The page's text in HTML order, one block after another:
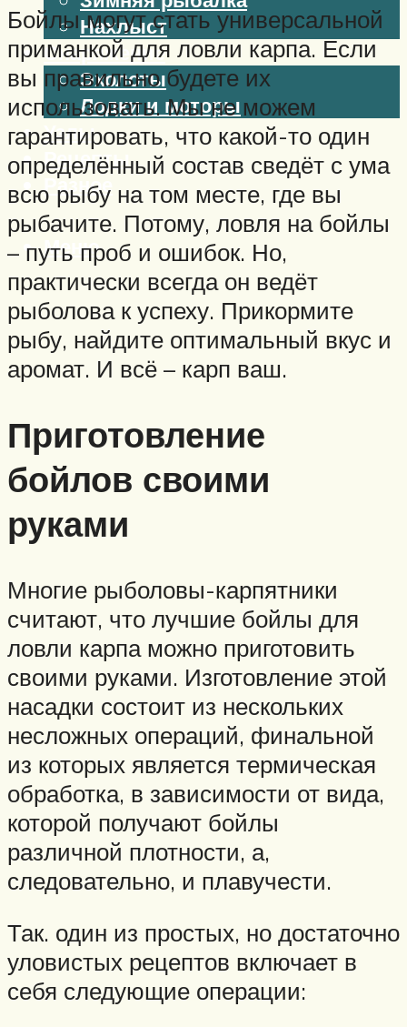
Нахлыст
Снаряжение
Эхолоты
Лодки и моторы
Узлы
Рецепты
Разное
Меню
Бойлы могут стать универсальной
приманкой для ловли карпа. Если
вы правильно будете их
использовать. Мы не можем
гарантировать, что какой-то один
определённый состав сведёт с ума
всю рыбу на том месте, где вы
рыбачите. Потому, ловля на бойлы
– путь проб и ошибок. Но,
практически всегда он ведёт
рыболова к успеху. Прикормите
рыбу, найдите оптимальный вкус и
аромат. И всё – карп ваш.
Приготовление
бойлов своими
руками
Многие рыболовы-карпятники
считают, что лучшие бойлы для
ловли карпа можно приготовить
своими руками. Изготовление этой
насадки состоит из нескольких
несложных операций, финальной
из которых является термическая
обработка, в зависимости от вида,
которой получают бойлы
различной плотности, а,
следовательно, и плавучести.
Так. один из простых, но достаточно
уловистых рецептов включает в
себя следующие операции: